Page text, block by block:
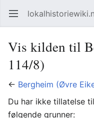
Åpne hovedmenyen
Vis kilden til
114/8)
← Bergheim (Øvre
Du har ikke tillatelse
følgende grunner: